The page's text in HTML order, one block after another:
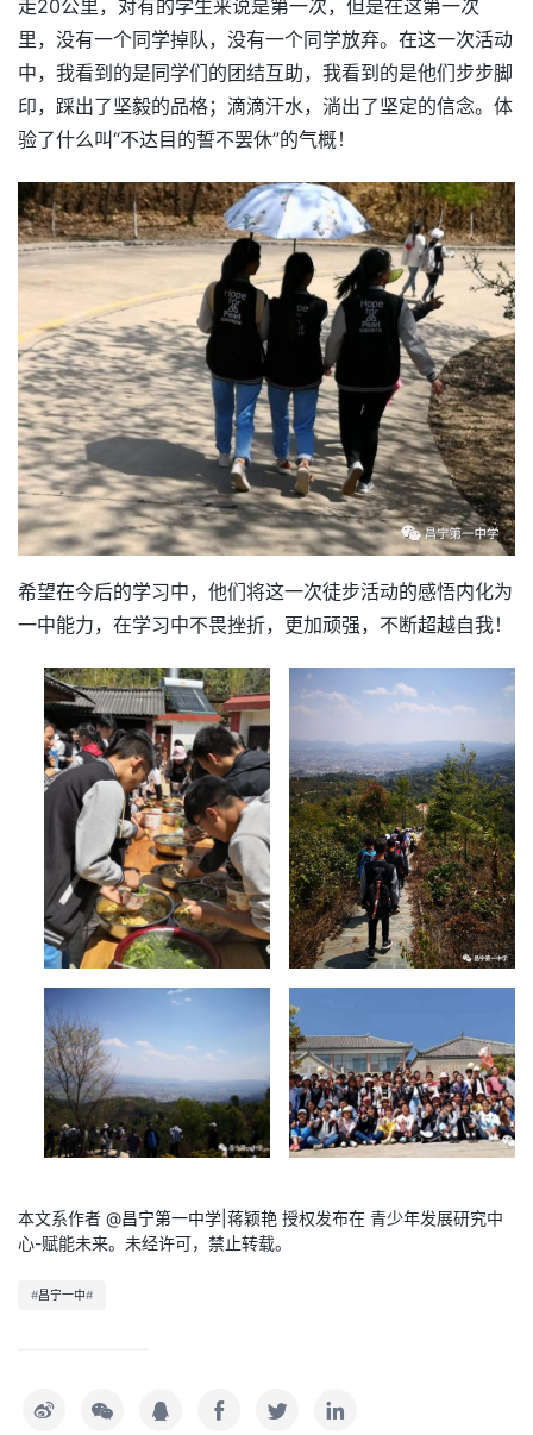
走20公里，对有的学生来说是第一次，但是在这第一次
里，没有一个同学掉队，没有一个同学放弃。在这一次活动
中，我看到的是同学们的团结互助，我看到的是他们步步脚
印，踩出了坚毅的品格；滴滴汗水，淌出了坚定的信念。体
验了什么叫“不达目的誓不罢休”的气概！
希望在今后的学习中，他们将这一次徒步活动的感悟内化为
一中能力，在学习中不畏挫折，更加顽强，不断超越自我！
本文系作者 @昌宁第一中学|蒋颖艳 授权发布在 青少年发展研究中
心-赋能未来。未经许可，禁止转载。
#昌宁一中#